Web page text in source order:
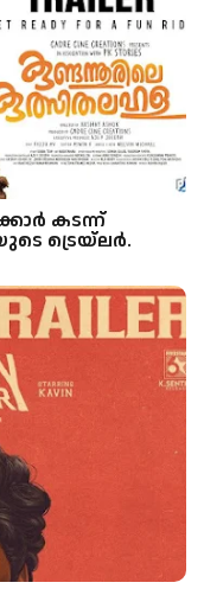
കടന്ന്
ട്രെയ്ലർ.